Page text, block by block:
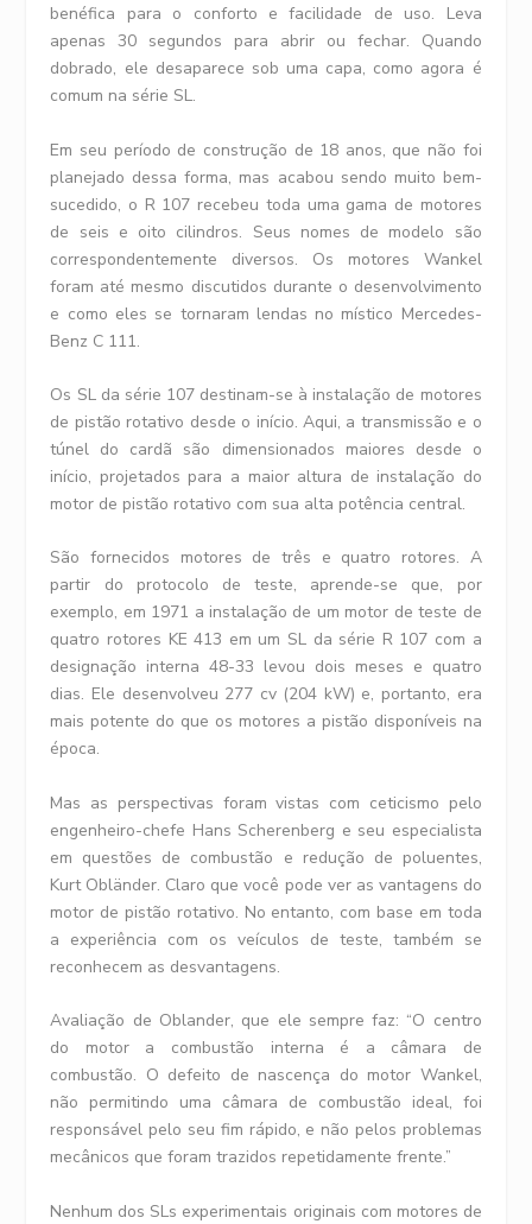
benéfica para o conforto e facilidade de uso. Leva
apenas 30 segundos para abrir ou fechar. Quando
dobrado, ele desaparece sob uma capa, como agora é
comum na série SL.
Em seu período de construção de 18 anos, que não foi
planejado dessa forma, mas acabou sendo muito bem-
sucedido, o R 107 recebeu toda uma gama de motores
de seis e oito cilindros. Seus nomes de modelo são
correspondentemente diversos. Os motores Wankel
foram até mesmo discutidos durante o desenvolvimento
e como eles se tornaram lendas no místico Mercedes-
Benz C 111.
Os SL da série 107 destinam-se à instalação de motores
de pistão rotativo desde o início. Aqui, a transmissão e o
túnel do cardã são dimensionados maiores desde o
início, projetados para a maior altura de instalação do
motor de pistão rotativo com sua alta potência central.
São fornecidos motores de três e quatro rotores. A
partir do protocolo de teste, aprende-se que, por
exemplo, em 1971 a instalação de um motor de teste de
quatro rotores KE 413 em um SL da série R 107 com a
designação interna 48-33 levou dois meses e quatro
dias. Ele desenvolveu 277 cv (204 kW) e, portanto, era
mais potente do que os motores a pistão disponíveis na
época.
Mas as perspectivas foram vistas com ceticismo pelo
engenheiro-chefe Hans Scherenberg e seu especialista
em questões de combustão e redução de poluentes,
Kurt Obländer. Claro que você pode ver as vantagens do
motor de pistão rotativo. No entanto, com base em toda
a experiência com os veículos de teste, também se
reconhecem as desvantagens.
Avaliação de Oblander, que ele sempre faz: “O centro
do motor a combustão interna é a câmara de
combustão. O defeito de nascença do motor Wankel,
não permitindo uma câmara de combustão ideal, foi
responsável pelo seu fim rápido, e não pelos problemas
mecânicos que foram trazidos repetidamente frente.”
Nenhum dos SLs experimentais originais com motores de